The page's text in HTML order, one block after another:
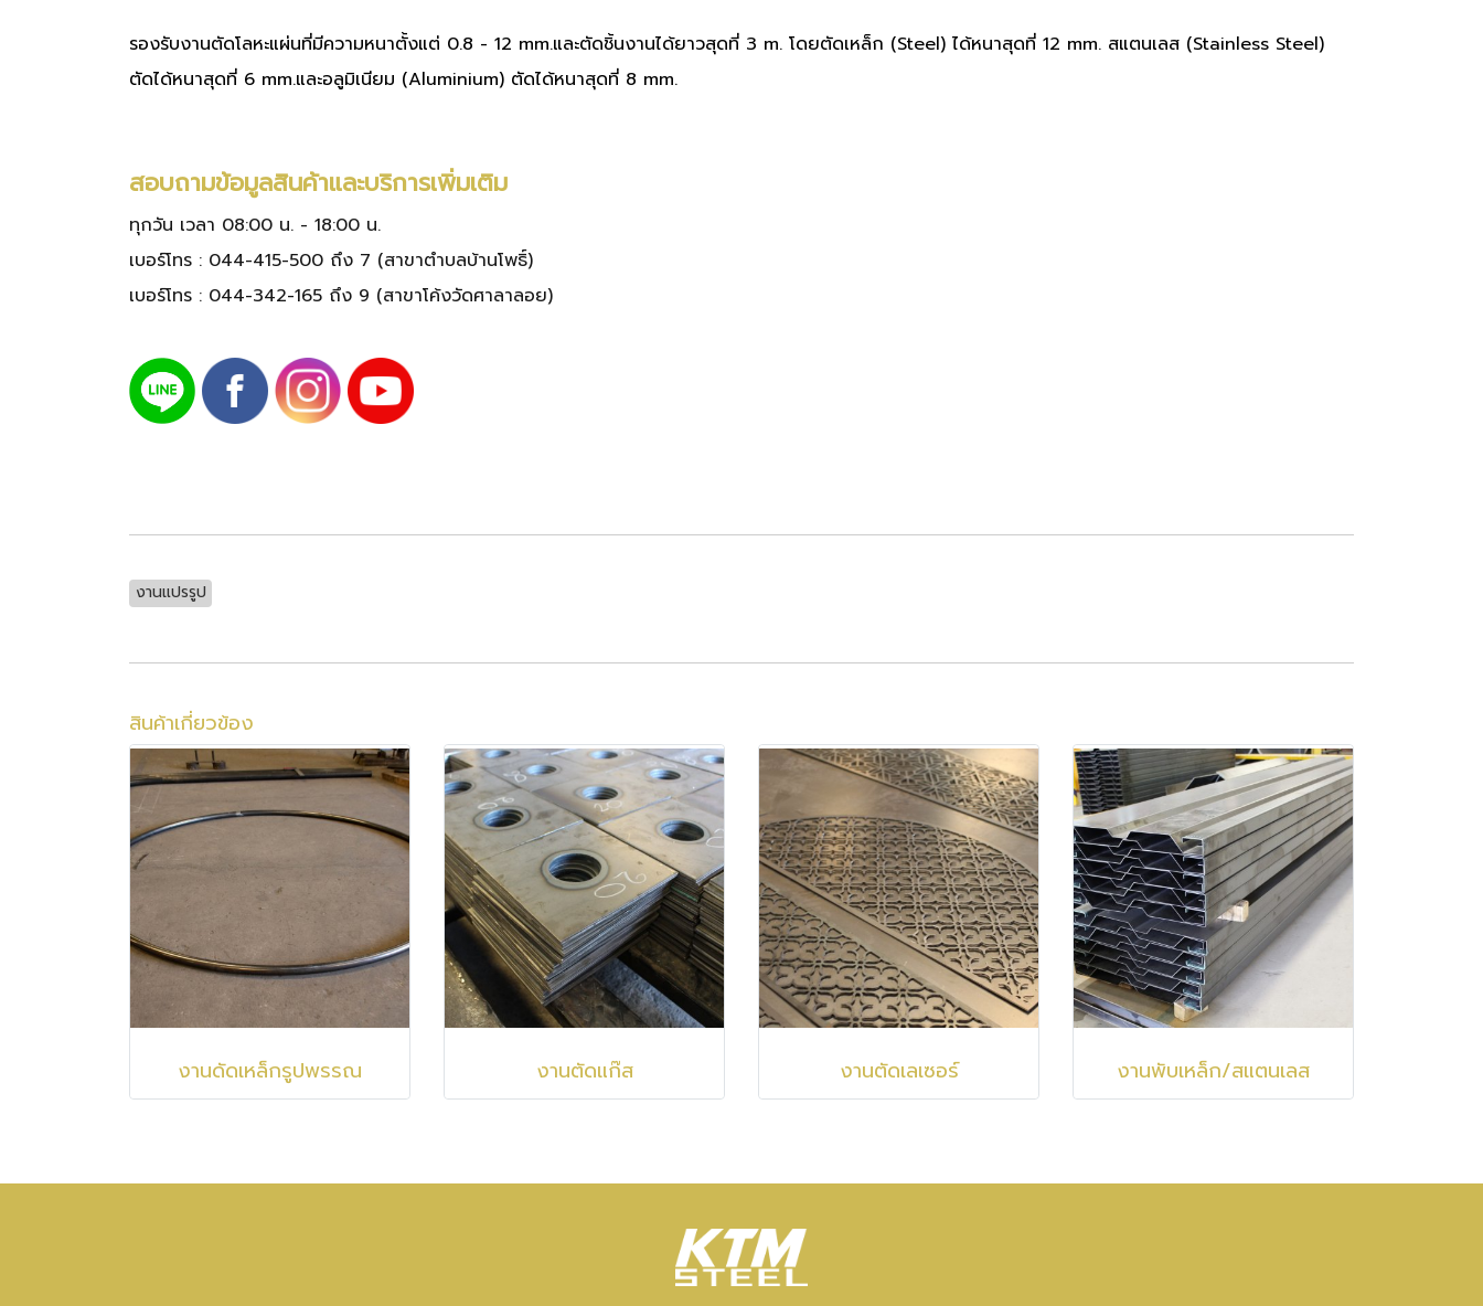
รองรับงานตัดโลหะแผ่นที่มีความหนาตั้งแต่ 0.8 - 12 mm.และตัดชิ้นงานได้ยาวสุดที่ 3 m. โดยตัดเหล็ก (Steel) ได้หนาสุดที่ 12 mm. สแตนเลส (Stainless Steel)
ตัดได้หนาสุดที่ 6 mm.และอลูมิเนียม (Aluminium) ตัดได้หนาสุดที่ 8 mm.
สอบถามข้อมูลสินค้าและบริการเพิ่มเติม
ทุกวัน เวลา 08:00 น. - 18:00 น.
เบอร์โทร : 044-415-500 ถึง 7 (สาขาตำบลบ้านโพธิ์)
เบอร์โทร : 044-342-165 ถึง 9 (สาขาโค้งวัดศาลาลอย)
งานแปรรูป
สินค้าเกี่ยวข้อง
งานดัดเหล็กรูปพรรณ งานตัดแก๊ส งานตัดเลเซอร์ งานพับเหล็ก/สแตนเลส